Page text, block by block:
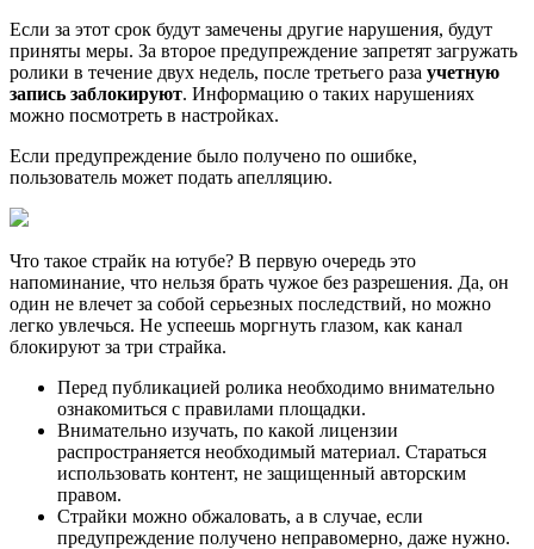
Если за этот срок будут замечены другие нарушения, будут
приняты меры. За второе предупреждение запретят загружать
ролики в течение двух недель, после третьего раза учетную
запись заблокируют. Информацию о таких нарушениях
можно посмотреть в настройках.
Если предупреждение было получено по ошибке,
пользователь может подать апелляцию.
Что такое страйк на ютубе? В первую очередь это
напоминание, что нельзя брать чужое без разрешения. Да, он
один не влечет за собой серьезных последствий, но можно
легко увлечься. Не успеешь моргнуть глазом, как канал
блокируют за три страйка.
Перед публикацией ролика необходимо внимательно
ознакомиться с правилами площадки.
Внимательно изучать, по какой лицензии
распространяется необходимый материал. Стараться
использовать контент, не защищенный авторским
правом.
Страйки можно обжаловать, а в случае, если
предупреждение получено неправомерно, даже нужно.